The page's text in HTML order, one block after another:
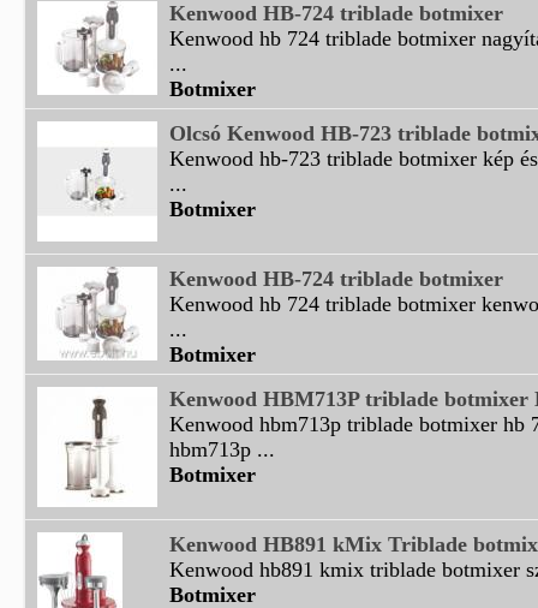
Kenwood HB-724 triblade botmixer
Kenwood hb 724 triblade botmixer
...
Botmixer
Olcsó Kenwood HB-723 triblade
Kenwood hb-723 triblade botmixer kép
...
Botmixer
Kenwood HB-724 triblade botmixer
Kenwood hb 724 triblade botmixer
...
Botmixer
Kenwood HBM713P triblade botmixer
Kenwood hbm713p triblade botmixer hb
hbm713p ...
Botmixer
Kenwood HB891 kMix Triblade
Kenwood hb891 kmix triblade botmixer
Botmixer